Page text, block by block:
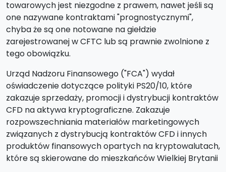
towarowych jest niezgodne z prawem, nawet jeśli są
one nazywane kontraktami "prognostycznymi",
chyba że są one notowane na giełdzie
zarejestrowanej w CFTC lub są prawnie zwolnione z
tego obowiązku.
Urząd Nadzoru Finansowego ("FCA") wydał
oświadczenie dotyczące polityki PS20/10, które
zakazuje sprzedaży, promocji i dystrybucji kontraktów
CFD na aktywa kryptograficzne. Zakazuje
rozpowszechniania materiałów marketingowych
związanych z dystrybucją kontraktów CFD i innych
produktów finansowych opartych na kryptowalutach,
które są skierowane do mieszkańców Wielkiej Brytanii